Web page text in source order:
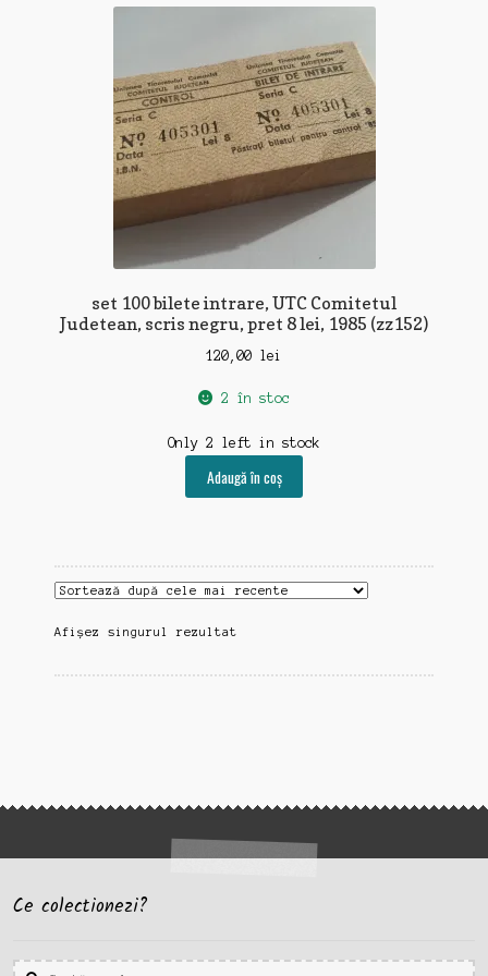
set 100 bilete intrare, UTC Comitetul
Judetean, scris negru, pret 8 lei, 1985 (zz152)
120,00 lei
2 în stoc
Only 2 left in stock
Adaugă în coș
Afișez singurul rezultat
Ce colectionezi?
Caută
Caută